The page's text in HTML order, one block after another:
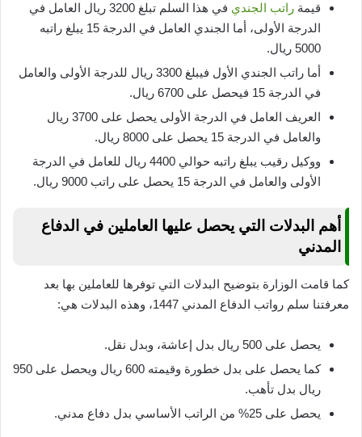
قيمة راتب الجندي
في هذا السلم تبلغ 3200 ريال العامل في
الدرجة الأولى، أما الجندي العامل في الدرجة 15 يبلغ راتبه
5000 ريال.
أما راتب الجندي الأول فيبلغ 3300 ريال للدرجة الأولى والعامل
في الدرجة 15 فيحصل على 6700 ريال.
العريف العامل في الدرجة الأولى يحصل على 3700 ريال
والعامل في الدرجة 15 يحصل على 8000 ريال.
ووكيل رقيب يبلغ راتبه حوالي 4400 ريال للعامل في الدرجة
الأولى والعامل في الدرجة 15 يحصل على راتب 9000 ريال.
أهم البدلات التي يحصل عليها العاملين في الدفاع
المدني
كما قامت الوزارة بتوضيح البدلات التي توفرها للعاملين بها بعد
معرفتنا سلم رواتب الدفاع المدني 1447، وهذه البدلات هي:
يحصل على 500 ريال بدل إعاشة، وبدل نقل.
كما يحصل على بدل خطورة وقيمته 600 ريال ويحصل على 950
ريال بدل تأهب.
يحصل على 25% من الراتب الأساسي بدل دفاع مدني.